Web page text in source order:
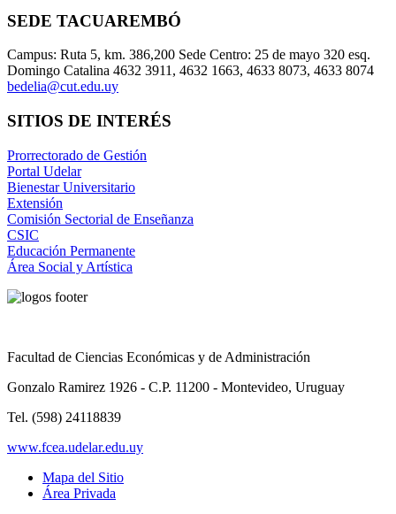
SEDE TACUAREMBÓ
Campus: Ruta 5, km. 386,200 Sede Centro: 25 de mayo 320 esq.
Domingo Catalina 4632 3911, 4632 1663, 4633 8073, 4633 8074
bedelia@cut.edu.uy
SITIOS DE INTERÉS
Prorrectorado de Gestión
Portal Udelar
Bienestar Universitario
Extensión
Comisión Sectorial de Enseñanza
CSIC
Educación Permanente
Área Social y Artística
Facultad de Ciencias Económicas y de Administración
Gonzalo Ramirez 1926 - C.P. 11200 - Montevideo, Uruguay
Tel. (598) 24118839
www.fcea.udelar.edu.uy
Mapa del Sitio
Área Privada